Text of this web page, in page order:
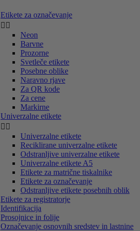
Etikete za označevanje
 
Neon
Barvne
Prozorne
Svetleče etikete
Posebne oblike
Naravno rjave
Za QR kode
Za cene
Markirne
Univerzalne etikete
 
Univerzalne etikete
Reciklirane univerzalne etikete
Odstranljive univerzalne etikete
Univerzalne etikete A5
Etikete za matrične tiskalnike
Etikete za označevanje
Odstranljive etikete posebnih oblik
Etikete za registratorje
Identifikacija
Prosojnice in folije
Označevanje osnovnih sredstev in lastnine